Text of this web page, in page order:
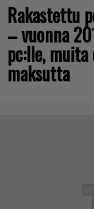
Rakastettu
– vuonna
pc:lle,
maksutta